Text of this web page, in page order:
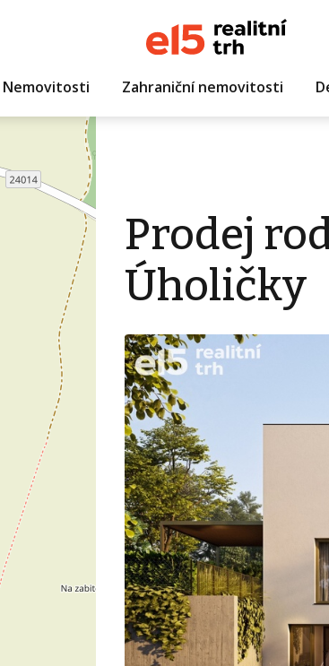
Nemovitosti Zahraniční nemovitosti
Prodej
Úholičky